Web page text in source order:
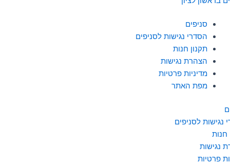
סניפים
הסדרי נגישות לסניפים
תקנון חנות
הצהרת נגישות
מדיניות פרטיות
מפת האתר
נגישות לסניפים
חנות
נגישות
פרטיות